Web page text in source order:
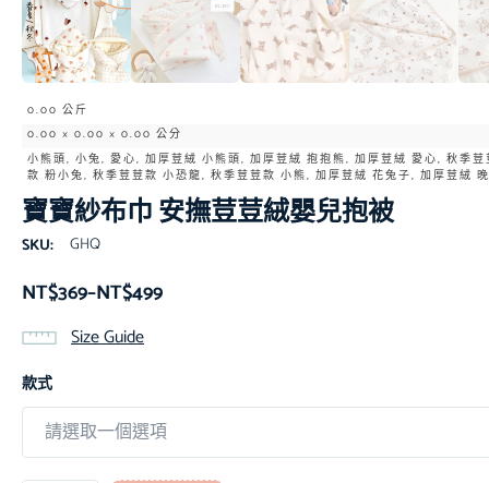
0.00 公斤
0.00 × 0.00 × 0.00 公分
小熊頭, 小兔, 愛心, 加厚荳絨 小熊頭, 加厚荳絨 抱抱熊, 加厚荳絨 愛心, 秋季
款 粉小兔, 秋季荳荳款 小恐龍, 秋季荳荳款 小熊, 加厚荳絨 花兔子, 加厚荳絨
寶寶紗布巾 安撫荳荳絨嬰兒抱被
SKU: GHQ
NT$369–NT$499
Size Guide
款式